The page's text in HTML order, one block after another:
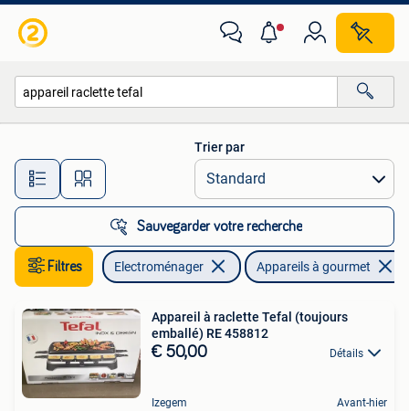
Toutes les distances…
Trier par
Sauvegarder votre recherche
Filtres Electroménager Appareils à gourmet
Appareil à raclette Tefal (toujours
emballé) RE 458812
€ 50,00 Détails
Izegem Avant-hier